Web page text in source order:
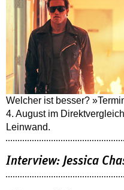
Welcher ist besser?
4. August im
Leinwand.
Interview: Jessica